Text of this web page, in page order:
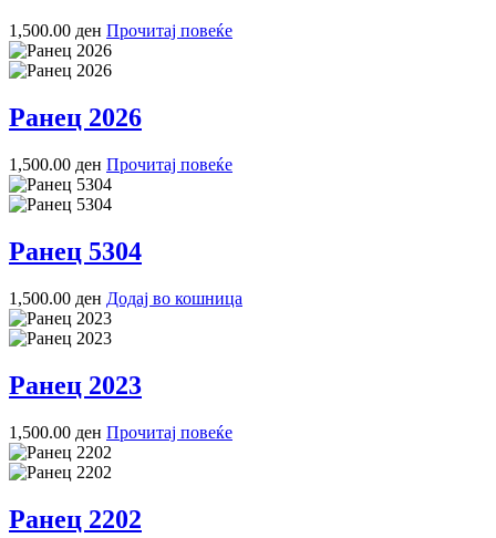
1,500.00 ден Прочитај повеќе
Ранец 2026
1,500.00 ден Прочитај повеќе
Ранец 5304
1,500.00 ден Додај во кошница
Ранец 2023
1,500.00 ден Прочитај повеќе
Ранец 2202